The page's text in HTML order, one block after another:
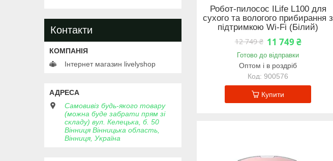
Робот-пилосос ILife L100 для
сухого та вологого прибирання з
підтримкою Wi-Fi (Білий)
12 749 ₴ 11 749 ₴
Готово до відправки
Оптом і в роздріб
900576
Купити
Контакти
Інтернет магазин livelyshop
Самовивіз будь-якого товару
(можна буде забрати прям зі
складу) вул. Келецька, б. 50
Вінниця Вінницька область,
Вінниця, Україна